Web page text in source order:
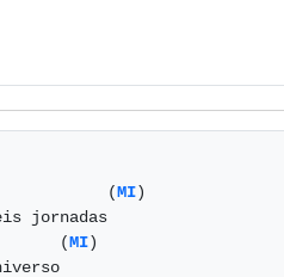
(MI)
jornadas
(MI)